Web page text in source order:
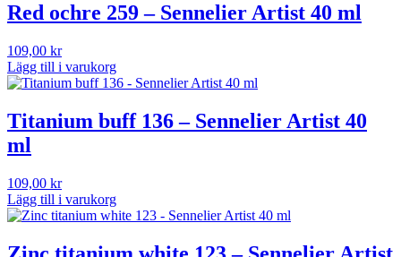
Red ochre 259 – Sennelier Artist 40 ml
109,00 kr
Lägg till i varukorg
Titanium buff 136 – Sennelier Artist 40
ml
109,00 kr
Lägg till i varukorg